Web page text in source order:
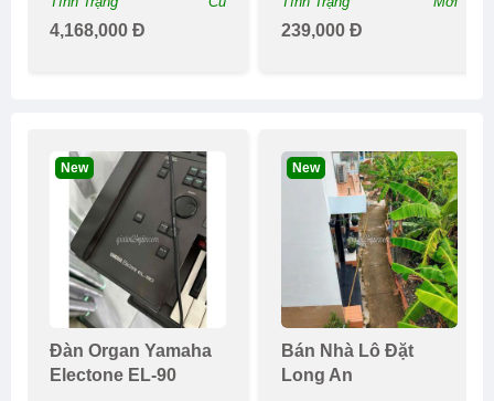
4,168,000 Đ 239,000 Đ
New
Đàn Organ Yamaha
Electone EL-90
New
Bán Nhà Lô Đặt
Long An